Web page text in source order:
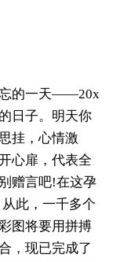
忘的一天——20x
日子。明天你
挂，心情激
心扉，代表全
赠言吧!在这孕
此，一千多个
图将要用拼搏
，现已完成了